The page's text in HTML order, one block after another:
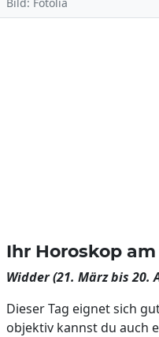
Ihr Horoskop
Widder (21. März bis 20.
Dieser Tag eignet sich
objektiv kannst du auch